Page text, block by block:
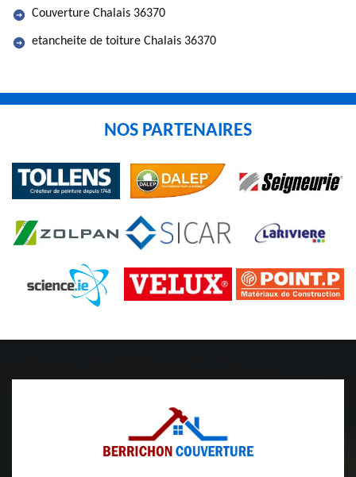
Couverture Chalais 36370
etancheite de toiture Chalais 36370
NOS PARTENAIRES